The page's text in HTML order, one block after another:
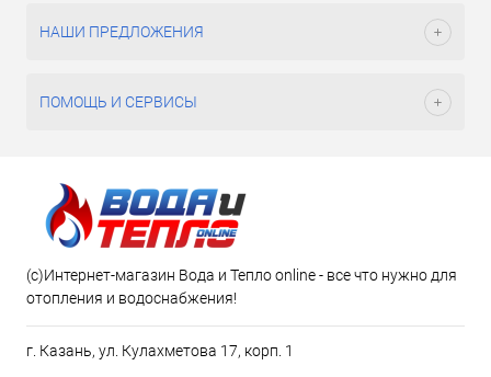
НАШИ ПРЕДЛОЖЕНИЯ
ПОМОЩЬ И СЕРВИСЫ
(c)Интернет-магазин Вода и Тепло online - все что нужно для
отопления и водоснабжения!
г. Казань, ул. Кулахметова 17, корп. 1